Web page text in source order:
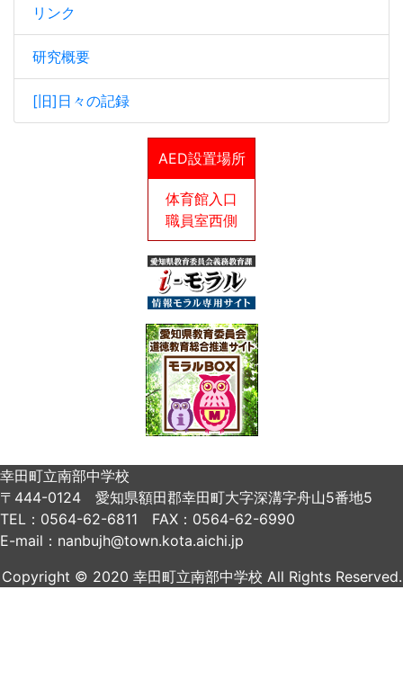
リンク
研究概要
[旧]日々の記録
AED設置場所
体育館入口
職員室西側
幸田町立南部中学校
〒444-0124 愛知県額田郡幸田町大字深溝字舟山5番地5
TEL：0564-62-6811 FAX：0564-62-6990
E-mail：nanbujh@town.kota.aichi.jp
Copyright © 2020 幸田町立南部中学校 All Rights Reserved.